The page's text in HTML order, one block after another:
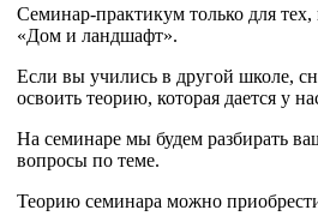
Семинар-практикум только для тех,
«Дом и ландшафт».
Если вы учились в другой школе,
освоить теорию, которая дается у
На семинаре мы будем разбирать
вопросы по теме.
Теорию семинара можно